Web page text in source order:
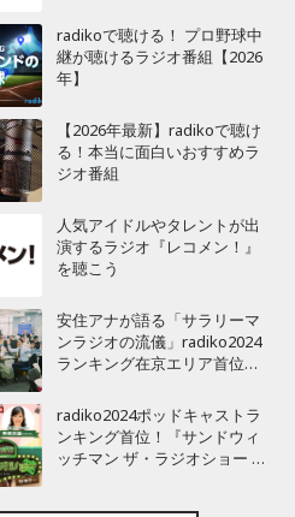
radikoで聴ける！ プロ野球中
継が聴けるラジオ番組【2026
年】
【2026年最新】radikoで聴け
る！本当に面白いおすすめラ
ジオ番組
人気アイドルやタレントが出
演するラジオ『レコメン！』
を聴こう
安住アナが語る「サラリーマ
ンラジオの流儀」radiko2024
ランキング在京エリア首位
曜天国』インタビュー
radiko2024ポッドキャストラ
ンキング首位！『サンドウィ
ッチマン ザ・ラジオショー サ